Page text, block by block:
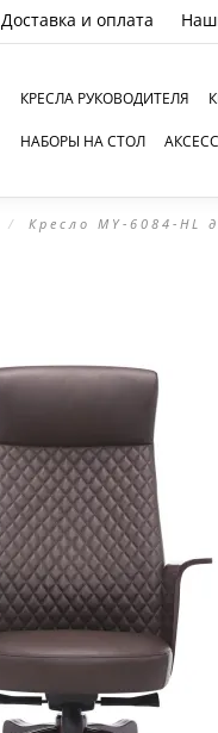
Доставка и оплата
КРЕСЛА РУКОВОДИТЕЛЯ
НАБОРЫ НА СТОЛ
Кресло MY-6084-HL